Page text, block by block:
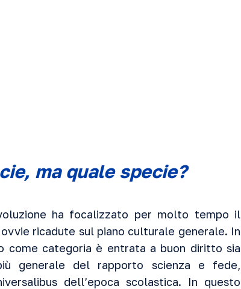
ma quale specie?
ha focalizzato per molto tempo il
ricadute sul piano culturale generale. In
categoria è entrata a buon diritto sia
generale del rapporto scienza e fede,
dell’epoca scolastica. In questo